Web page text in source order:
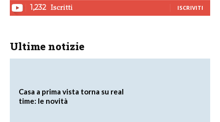
1,232 Iscritti ISCRIVITI
Ultime notizie
Casa a prima vista torna su real
time: le novità